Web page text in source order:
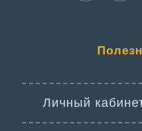
Личный